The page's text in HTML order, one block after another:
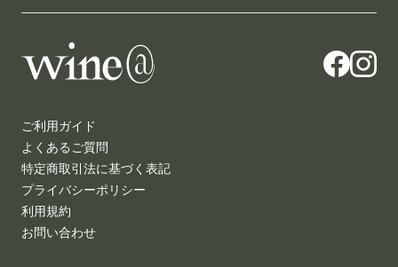
ご利用ガイド
よくあるご質問
特定商取引法に基づく表記
プライバシーポリシー
利用規約
お問い合わせ